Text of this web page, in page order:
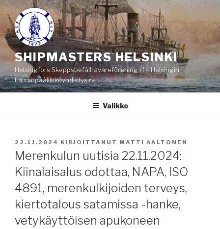
Siirry
sisältöön
SHIPMASTERS HELSINKI
Helsingfors Skeppsbefälhavareförening rf – Helsingin
Laivanpäällikköyhdistys ry
Valikko
JULKAISTU
22.11.2024 KIRJOITTANUT MATTI AALTONEN
Merenkulun uutisia 22.11.2024:
Kiinalaisalus odottaa, NAPA, ISO
4891, merenkulkijoiden terveys,
kiertotalous satamissa -hanke,
vetykäyttöisen apukoneen